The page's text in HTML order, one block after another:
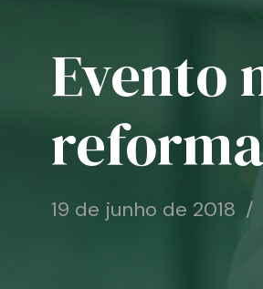
Evento
19 de junho de 2018